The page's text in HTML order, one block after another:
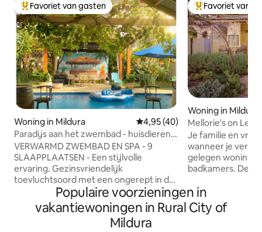
Topfavoriet van gasten
Favoriet van gasten
Woning in Mildura Gemiddelde beoordeling van
4,95 (40)
Paradijs aan het zwembad - huisdieren
toegestaan
VERWARMD ZWEMBAD EN SPA - 9
SLAAPPLAATSEN - Een stijlvolle
ervaring. Gezinsvriendelijk
toevluchtsoord met een ongerept in de
grond aangelegd zonne-
energiezwembad en een verwarmde
spa - een ruime buitenruimte voor
entertainment. Op slechts enkele
Topfavoriet van
Favoriet van
Woning in Mildura
Mellorie's on
Je familie en vrienden zijn dicht bij alles
wanneer je
gelegen woning
badkamers.
zo veel of zo
met zijn enorme achtertuin is het niet
moeilijk om te
Populaire voorzieningen in
vakantiewoningen in Rural City of
Mildura